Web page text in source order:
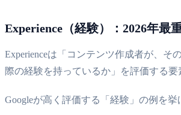
Experience（経験）：2026年最
Experienceは「コンテンツ作成者が、そ
際の経験を持っているか」を評価する要
Googleが高く評価する「経験」の例を挙